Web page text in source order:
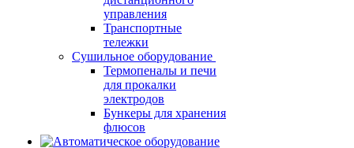
управления
Транспортные
тележки
Сушильное оборудование
Термопеналы и печи
для прокалки
электродов
Бункеры для хранения
флюсов